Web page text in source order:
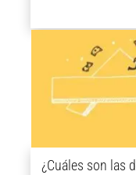
¿Cuáles son las